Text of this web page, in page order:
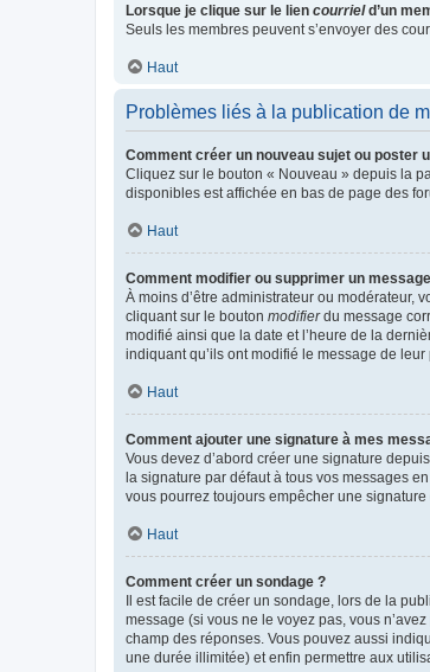
Lorsque je clique sur le lien courrield’un
Seuls les membres peuvent s’envoyer des
Haut
Problèmes liés à la publication de
Comment créer un nouveau sujet ou poster
Cliquez sur le bouton « Nouveau » depuis la
disponibles est affichée en bas de page des
Haut
Comment modifier ou supprimer un
À moins d’être administrateur ou modérateur,
cliquant sur le bouton modifierdu message
modifié ainsi que la date et l’heure de la
indiquant qu’ils ont modifié le message de
Haut
Comment ajouter une signature à mes
Vous devez d’abord créer une signature
la signature par défaut à tous vos messages
vous pourrez toujours empêcher une
Haut
Comment créer un sondage ?
Il est facile de créer un sondage, lors de la
message (si vous ne le voyez pas, vous
champ des réponses. Vous pouvez aussi
une durée illimitée) et enfin permettre aux